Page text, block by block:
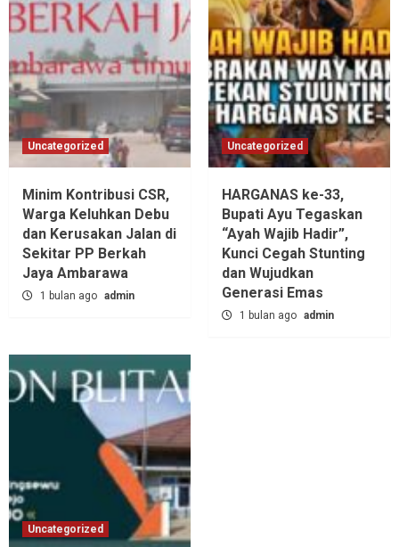
Uncategorized
Minim Kontribusi CSR,
Warga Keluhkan Debu
dan Kerusakan Jalan di
Sekitar PP Berkah
Jaya Ambarawa‎
1 bulan ago admin
Uncategorized
HARGANAS ke-33,
Bupati Ayu Tegaskan
“Ayah Wajib Hadir”,
Kunci Cegah Stunting
dan Wujudkan
Generasi Emas
1 bulan ago admin
Uncategorized